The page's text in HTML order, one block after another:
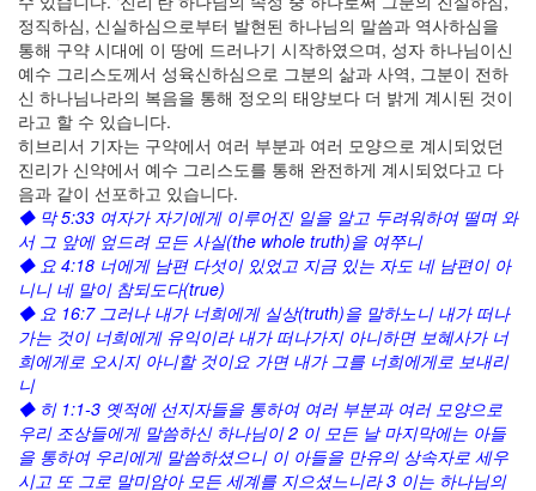
정직하심, 신실하심으로부터 발현된 하나님의 말씀과 역사하심을
통해 구약 시대에 이 땅에 드러나기 시작하였으며, 성자 하나님이신
예수 그리스도께서 성육신하심으로 그분의 삶과 사역, 그분이 전하
신 하나님나라의 복음을 통해 정오의 태양보다 더 밝게 계시된 것이
라고 할 수 있습니다.
히브리서 기자는 구약에서 여러 부분과 여러 모양으로 계시되었던
진리가 신약에서 예수 그리스도를 통해 완전하게 계시되었다고 다
음과 같이 선포하고 있습니다.
◆ 막 5:33 여자가 자기에게 이루어진 일을 알고 두려워하여 떨며 와
서 그 앞에 엎드려 모든 사실(the whole truth)을 여쭈니
◆ 요 4:18 너에게 남편 다섯이 있었고 지금 있는 자도 네 남편이 아
니니 네 말이 참되도다(true)
◆ 요 16:7 그러나 내가 너희에게 실상(truth)을 말하노니 내가 떠나
가는 것이 너희에게 유익이라 내가 떠나가지 아니하면 보혜사가 너
희에게로 오시지 아니할 것이요 가면 내가 그를 너희에게로 보내리
니
◆ 히 1:1-3 옛적에 선지자들을 통하여 여러 부분과 여러 모양으로
우리 조상들에게 말씀하신 하나님이 2 이 모든 날 마지막에는 아들
을 통하여 우리에게 말씀하셨으니 이 아들을 만유의 상속자로 세우
시고 또 그로 말미암아 모든 세계를 지으셨느니라 3 이는 하나님의